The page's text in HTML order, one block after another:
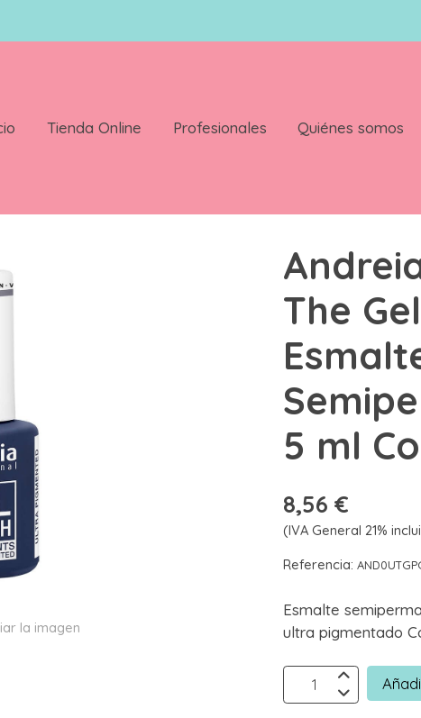
Tienda Online Profesionales Quiénes somos
Esmalte Semipermanente 10 5 ml Color G40
la imagen
The
5 ml
8,56 €
(IVA General 21%
Referencia:
Esmalte
ultra pigmentado